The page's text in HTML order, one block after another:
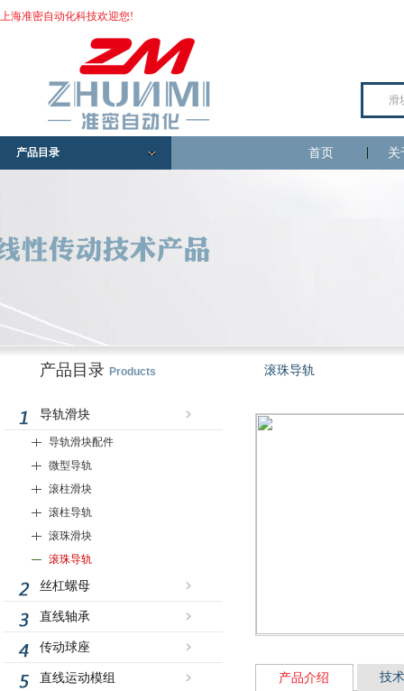
上海准密自动化科技欢迎您!
产品目录 首页 关
产品目录 Products
导轨滑块
导轨滑块配件
微型导轨
滚柱滑块
滚柱导轨
滚珠滑块
滚珠导轨
丝杠螺母
直线轴承
传动球座
直线运动模组
滚珠导轨
产品介绍 技